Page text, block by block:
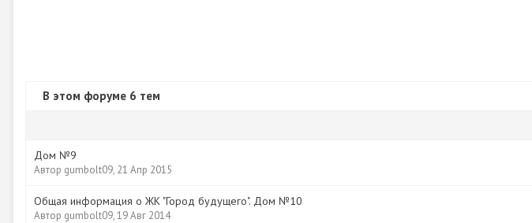
В этом форуме 6 тем
Дом №9
Автор gumbolt09, 21 Апр 2015
Общая информация о ЖК "Город будущего". Дом №10
Автор gumbolt09,19 Авг 2014